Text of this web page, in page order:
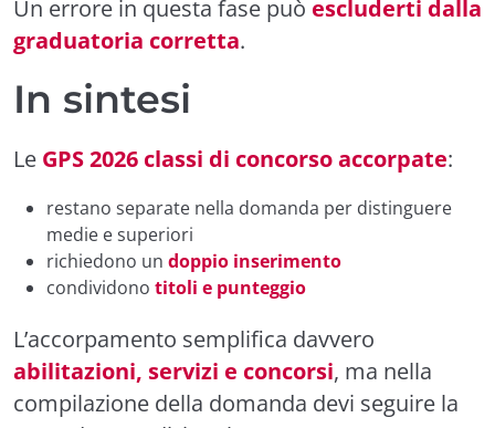
Un errore in questa fase può escluderti dalla
graduatoria corretta.
In sintesi
Le GPS 2026 classi di concorso accorpate:
restano separate nella domanda per distinguere
medie e superiori
richiedono un doppio inserimento
condividono titoli e punteggio
L’accorpamento semplifica davvero
abilitazioni, servizi e concorsi, ma nella
compilazione della domanda devi seguire la